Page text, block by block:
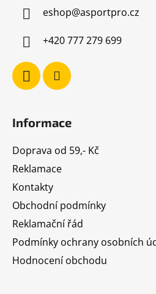
eshop@asportpro.cz
+420 777 279 699
Informace
Doprava od 59,- Kč
Reklamace
Kontakty
Obchodní podmínky
Reklamační řád
Podmínky ochrany osobních
Hodnocení obchodu